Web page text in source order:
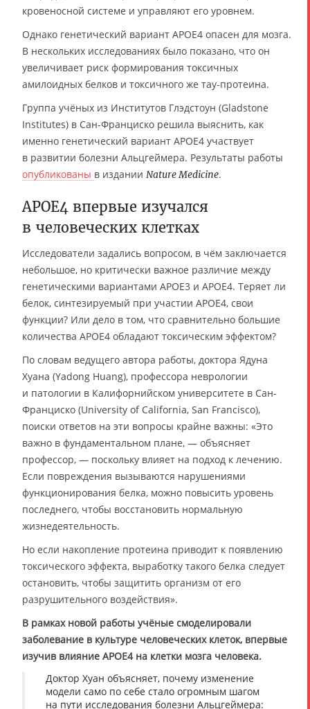
кровеносной системе и управляют его уровнем.
Однако генетический вариант APOE4 опасен для мозга.
В нескольких исследованиях было показано, что он
увеличивает риск формирования токсичных
амилоидных белков и токсичного же тау-протеина.
Группа учёных из Институтов Глэдстоун (Gladstone
Institutes) в Сан-Франциско решила выяснить, как
именно генетический вариант APOE4 участвует
в развитии болезни Альцгеймера. Результаты работы
опубликованы в издании Nature Medicine.
APOE4 впервые изучался
в человеческих клетках
Исследователи задались вопросом, в чём заключается
небольшое, но критически важное различие между
генетическими вариантами APOE3 и APOE4. Теряет ли
белок, синтезируемый при участии APOE4, свои
функции? Или дело в том, что сравнительно большие
количества APOE4 обладают токсическим эффектом?
По словам ведущего автора работы, доктора Ядуна
Хуана (Yadong Huang), профессора неврологии
и патологии в Калифорнийском университете в Сан-
Франциско (University of California, San Francisco),
поиски ответов на эти вопросы крайне важны: «Это
важно в фундаментальном плане, — объясняет
профессор, — поскольку влияет на подход к лечению.
Если повреждения вызываются нарушениями
функционирования белка, можно повысить уровень
последнего, чтобы восстановить нормальную
жизнедеятельность.
Но если накопление протеина приводит к появлению
токсического эффекта, выработку такого белка следует
остановить, чтобы защитить организм от его
разрушительного воздействия».
В рамках новой работы учёные смоделировали
заболевание в культуре человеческих клеток, впервые
изучив влияние APOE4 на клетки мозга человека.
Доктор Хуан объясняет, почему изменение
модели само по себе стало огромным шагом
на пути исследования болезни Альцгеймера: